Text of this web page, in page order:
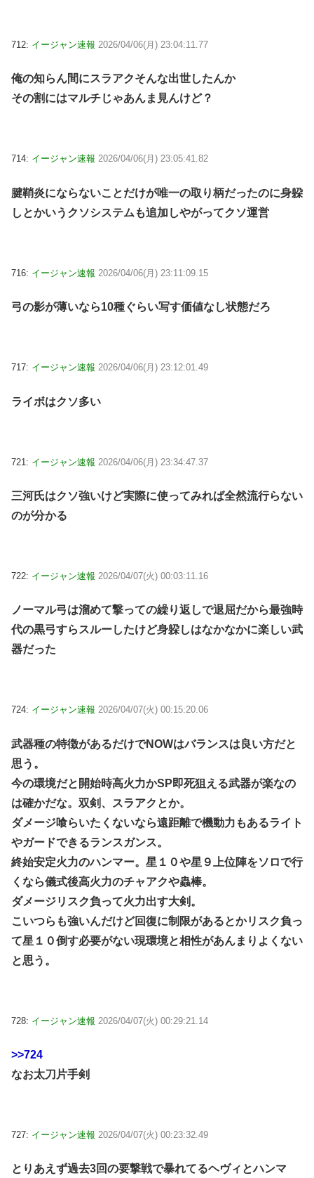
712: イージャン速報 2026/04/06(月) 23:04:11.77
俺の知らん間にスラアクそんな出世したんか
その割にはマルチじゃあんま見んけど？
714: イージャン速報 2026/04/06(月) 23:05:41.82
腱鞘炎にならないことだけが唯一の取り柄だったのに身躱
しとかいうクソシステムも追加しやがってクソ運営
716: イージャン速報 2026/04/06(月) 23:11:09.15
弓の影が薄いなら10種ぐらい写す価値なし状態だろ
717: イージャン速報 2026/04/06(月) 23:12:01.49
ライボはクソ多い
721: イージャン速報 2026/04/06(月) 23:34:47.37
三河氏はクソ強いけど実際に使ってみれば全然流行らない
のが分かる
722: イージャン速報 2026/04/07(火) 00:03:11.16
ノーマル弓は溜めて撃っての繰り返しで退屈だから最強時
代の黒弓すらスルーしたけど身躱しはなかなかに楽しい武
器だった
724: イージャン速報 2026/04/07(火) 00:15:20.06
武器種の特徴があるだけでNOWはバランスは良い方だと
思う。
今の環境だと開始時高火力かSP即死狙える武器が楽なの
は確かだな。双剣、スラアクとか。
ダメージ喰らいたくないなら遠距離で機動力もあるライト
やガードできるランスガンス。
終始安定火力のハンマー。星１０や星９上位陣をソロで行
くなら儀式後高火力のチャアクや蟲棒。
ダメージリスク負って火力出す大剣。
こいつらも強いんだけど回復に制限があるとかリスク負っ
て星１０倒す必要がない現環境と相性があんまりよくない
と思う。
728: イージャン速報 2026/04/07(火) 00:29:21.14
>>724
なお太刀片手剣
727: イージャン速報 2026/04/07(火) 00:23:32.49
とりあえず過去3回の要撃戦で暴れてるヘヴィとハンマ